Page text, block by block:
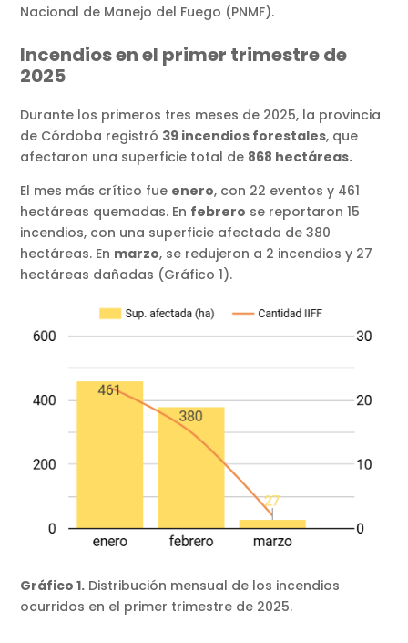
Nacional de Manejo del Fuego (PNMF).
Incendios en el primer trimestre de
2025
Durante los primeros tres meses de 2025, la provincia
de Córdoba registró 39 incendios forestales, que
afectaron una superficie total de 868 hectáreas.
El mes más crítico fue enero, con 22 eventos y 461
hectáreas quemadas. En febrero se reportaron 15
incendios, con una superficie afectada de 380
hectáreas. En marzo, se redujeron a 2 incendios y 27
hectáreas dañadas (Gráfico 1).
Gráfico 1. Distribución mensual de los incendios
ocurridos en el primer trimestre de 2025.